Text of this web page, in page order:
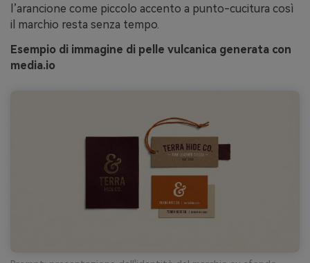
l’arancione come piccolo accento a punto-cucitura così
il marchio resta senza tempo.
Esempio di immagine di pelle vulcanica generata con
media.io